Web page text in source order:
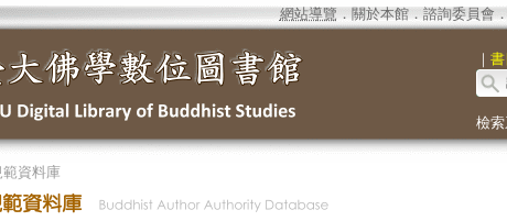
網站導覽 ． 關於本館． 諮詢委員會．
｜ 書
檢
資料庫